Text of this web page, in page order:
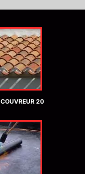
COUVREUR 20